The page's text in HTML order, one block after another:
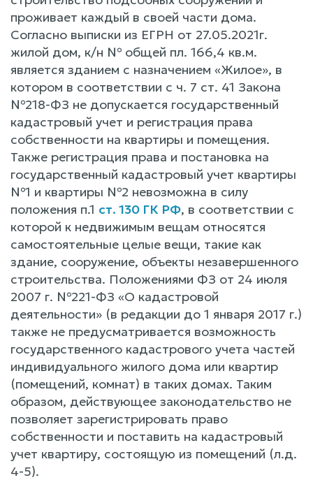
проживает каждый в своей части дома.
Согласно выписки из ЕГРН от 27.05.2021г.
жилой дом, к/н № общей пл. 166,4 кв.м.
является зданием с назначением «Жилое», в
котором в соответствии с ч. 7 ст. 41 Закона
№218-ФЗ не допускается государственный
кадастровый учет и регистрация права
собственности на квартиры и помещения.
Также регистрация права и постановка на
государственный кадастровый учет квартиры
№1 и квартиры №2 невозможна в силу
положения п.1 ст. 130 ГК РФ, в соответствии с
которой к недвижимым вещам относятся
самостоятельные целые вещи, такие как
здание, сооружение, объекты незавершенного
строительства. Положениями ФЗ от 24 июля
2007 г. №221-ФЗ «О кадастровой
деятельности» (в редакции до 1 января 2017 г.)
также не предусматривается возможность
государственного кадастрового учета частей
индивидуального жилого дома или квартир
(помещений, комнат) в таких домах. Таким
образом, действующее законодательство не
позволяет зарегистрировать право
собственности и поставить на кадастровый
учет квартиру, состоящую из помещений (л.д.
4-5).